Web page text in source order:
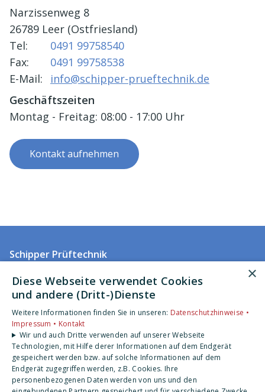
Narzissenweg 8
26789 Leer (Ostfriesland)
Tel:
0491 99758540
Fax:
0491 99758538
E-Mail:
info@schipper-prueftechnik.de
Geschäftszeiten
Montag - Freitag: 08:00 - 17:00 Uhr
Kontakt aufnehmen
Schipper Prüftechnik
26789 Leer
E-Mail:info@schipper-prueftechnik.de
Telefon:0491 99758540
Mobil:0170 5243791
Impressum
Datenschutzerklärung
Barrierefreiheitserklärung
×
Diese Webseite verwendet Cookies
und andere (Dritt-)Dienste
Weitere Informationen finden Sie in unseren: Datenschutzhinweise •
Impressum • Kontakt
Wir und auch Dritte verwenden auf unserer Webseite
Technologien, mit Hilfe derer Informationen auf dem Endgerät
gespeichert werden bzw. auf solche Informationen auf dem
Endgerät zugegriffen werden, z.B. Cookies. Ihre
personenbezogenen Daten werden von uns und den